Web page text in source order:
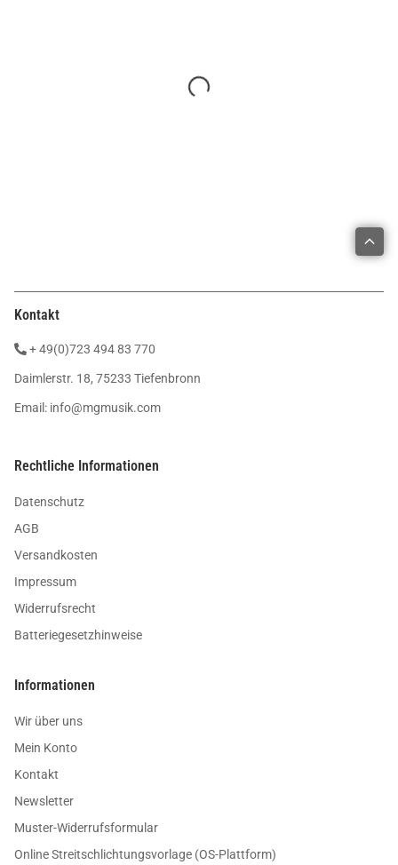
Kontakt
+ 49(0)723 494 83 770
Daimlerstr. 18, 75233 Tiefenbronn
Email: info@mgmusik.com
Rechtliche Informationen
Datenschutz
AGB
Versandkosten
Impressum
Widerrufsrecht
Batteriegesetzhinweise
Informationen
Wir über uns
Mein Konto
Kontakt
Newsletter
Muster-Widerrufsformular
Online Streitschlichtungsvorlage (OS-Plattform)